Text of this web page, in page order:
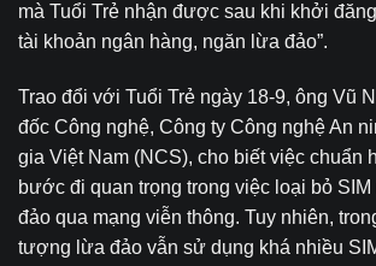
mà Tuổi Trẻ nhận được sau khi khởi
tài khoản ngân hàng, ngăn lừa đảo”.
Trao đổi với Tuổi Trẻ ngày 18-9, ông Vũ
đốc Công nghệ, Công ty Công nghệ An
gia Việt Nam (NCS), cho biết việc chuẩn
bước đi quan trọng trong việc loại bỏ
đảo qua mạng viễn thông. Tuy nhiên,
tượng lừa đảo vẫn sử dụng khá nhiều